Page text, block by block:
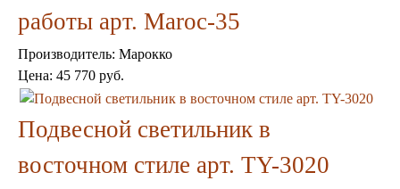
Спальня Марокко
Светильники для хамама
Курны в хамам
Кувшины и чаши в хамам
Раковины латунные и медные
Аксессуары в хамам
работы арт. Maroc-35
Производитель: Марокко
Цена: 45 770 руб.
Подвесной светильник в
восточном стиле арт. TY-3020